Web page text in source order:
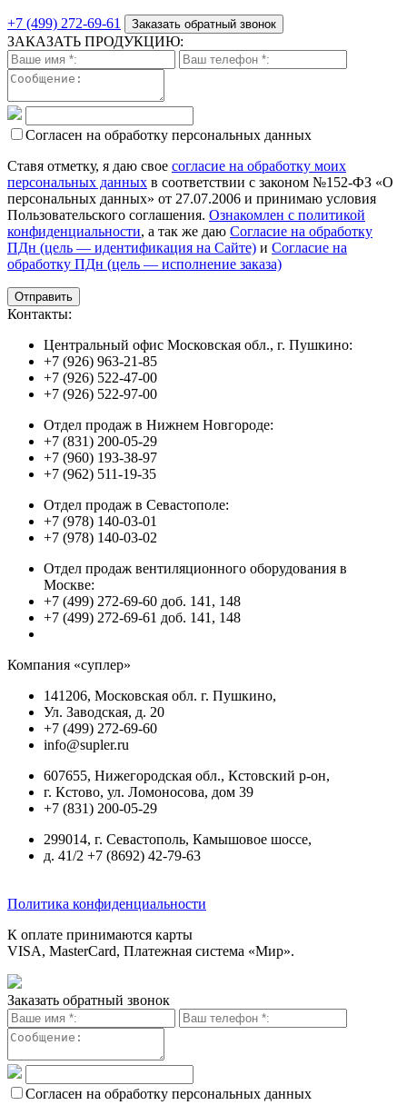
+7 (499) 272-69-61 Заказать обратный звонок
ЗАКАЗАТЬ ПРОДУКЦИЮ:
Согласен на обработку персональных данных
Ставя отметку, я даю свое согласие на обработку моих
персональных данных в соответствии с законом №152-ФЗ «О
персональных данных» от 27.07.2006 и принимаю условия
Пользовательского соглашения. Ознакомлен с политикой
конфиденциальности, а так же даю Согласие на обработку
ПДн (цель — идентификация на Сайте) и Согласие на
обработку ПДн (цель — исполнение заказа)
Контакты:
Центральный офис Московская обл., г. Пушкино:
+7 (926) 963-21-85
+7 (926) 522-47-00
+7 (926) 522-97-00
Отдел продаж в Нижнем Новгороде:
+7 (831) 200-05-29
+7 (960) 193-38-97
+7 (962) 511-19-35
Отдел продаж в Севастополе:
+7 (978) 140-03-01
+7 (978) 140-03-02
Отдел продаж вентиляционного оборудования в
Москве:
+7 (499) 272-69-60 доб. 141, 148
+7 (499) 272-69-61 доб. 141, 148
Компания «суплер»
141206, Московская обл. г. Пушкино,
Ул. Заводская, д. 20
+7 (499) 272-69-60
info@supler.ru
607655, Нижегородская обл., Кстовский р-он,
г. Кстово, ул. Ломоносова, дом 39
+7 (831) 200-05-29
299014, г. Севастополь, Камышовое шоссе,
д. 41/2 +7 (8692) 42-79-63
Политика конфиденциальности
К оплате принимаются карты
VISA, MasterCard, Платежная система «Мир».
Заказать обратный звонок
Согласен на обработку персональных данных